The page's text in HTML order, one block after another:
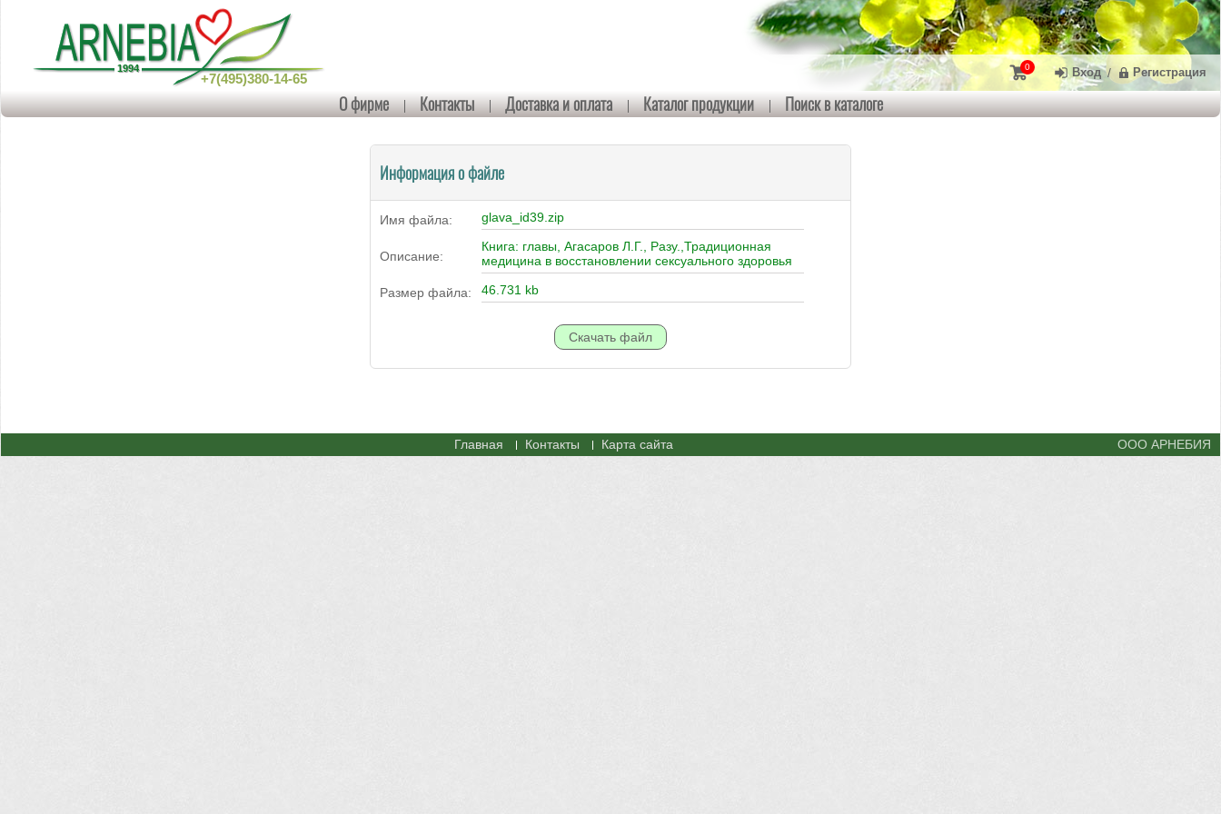
+7(495)380-14-65
О фирме Контакты Доставка и оплата Каталог продукции Поиск в каталоге
0 Вход / Регистрация
Информация о файле
Имя файла: glava_id39.zip
Описание:
Книга: главы, Агасаров Л.Г., Разу.,Традиционная
медицина в восстановлении сексуального здоровья
Размер файла: 46.731 kb
Главная Контакты Карта сайта ООО АРНЕБИЯ